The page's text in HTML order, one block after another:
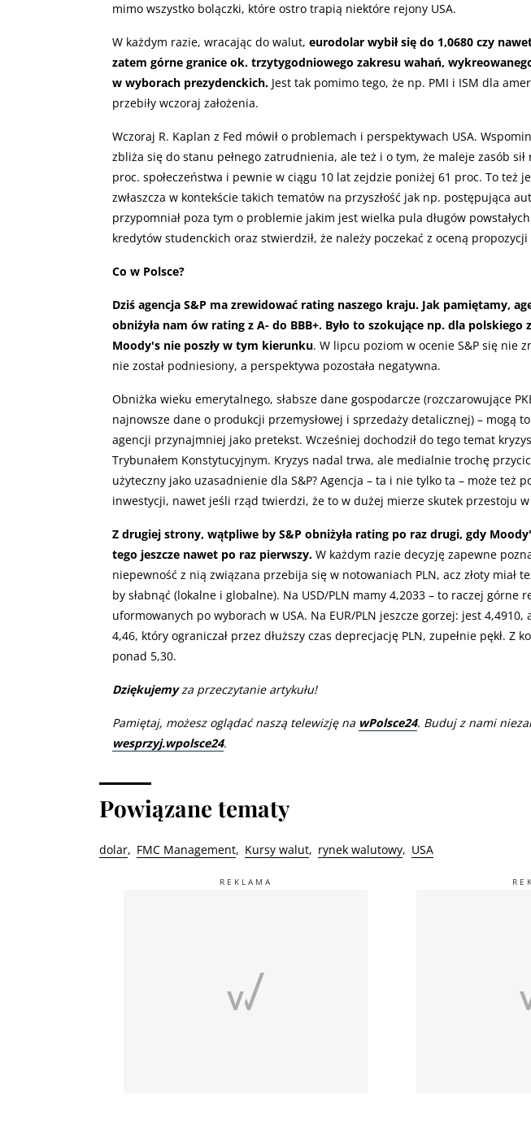
mimo wszystko bolączki, które ostro trapią niektóre rejony USA.
W każdym razie, wracając do walut, eurodolar wybił się do 1,0680 czy
zatem górne granice ok. trzytygodniowego zakresu wahań,
w wyborach prezydenckich. Jest tak pomimo tego, że np. PMI i ISM dla
przebiły wczoraj założenia.
Wczoraj R. Kaplan z Fed mówił o problemach i perspektywach USA.
zbliża się do stanu pełnego zatrudnienia, ale też i o tym, że maleje zasób
proc. społeczeństwa i pewnie w ciągu 10 lat zejdzie poniżej 61 proc. To też
zwłaszcza w kontekście takich tematów na przyszłość jak np. postępująca
przypomniał poza tym o problemie jakim jest wielka pula długów
kredytów studenckich oraz stwierdził, że należy poczekać z oceną
Co w Polsce?
Dziś agencja S&P ma zrewidować rating naszego kraju. Jak pamiętamy,
obniżyła nam ów rating z A- do BBB+. Było to szokujące np. dla polskiego
Moody's nie poszły w tym kierunku. W lipcu poziom w ocenie S&P się nie
nie został podniesiony, a perspektywa pozostała negatywna.
Obniżka wieku emerytalnego, słabsze dane gospodarcze (rozczarowujące
najnowsze dane o produkcji przemysłowej i sprzedaży detalicznej) – mogą
agencji przynajmniej jako pretekst. Wcześniej dochodził do tego temat
Trybunałem Konstytucyjnym. Kryzys nadal trwa, ale medialnie trochę
użyteczny jako uzasadnienie dla S&P? Agencja – ta i nie tylko ta – może też
inwestycji, nawet jeśli rząd twierdzi, że to w dużej mierze skutek przestoju
Z drugiej strony, wątpliwe by S&P obniżyła rating po raz drugi, gdy
tego jeszcze nawet po raz pierwszy. W każdym razie decyzję zapewne
niepewność z nią związana przebija się w notowaniach PLN, acz złoty miał
by słabnąć (lokalne i globalne). Na USD/PLN mamy 4,2033 – to raczej górne
uformowanych po wyborach w USA. Na EUR/PLN jeszcze gorzej: jest 4,4910,
4,46, który ograniczał przez dłuższy czas deprecjację PLN, zupełnie pękł. Z
ponad 5,30.
Dziękujemyza przeczytanie artykułu!
Pamiętaj, możesz oglądać naszą telewizję na wPolsce24. Buduj z nami
wesprzyj.wpolsce24.
Powiązane tematy
dolar FMC Management Kursy walut rynek walutowy USA